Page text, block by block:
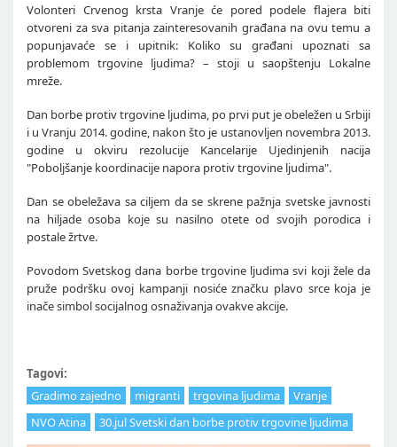
Volonteri Crvenog krsta Vranje će pored podele flajera biti
otvoreni za sva pitanja zainteresovanih građana na ovu temu a
popunjavaće se i upitnik: Koliko su građani upoznati sa
problemom trgovine ljudima? – stoji u saopštenju Lokalne
mreže.
Dan borbe protiv trgovine ljudima, po prvi put je obeležen u Srbiji
i u Vranju 2014. godine, nakon što je ustanovljen novembra 2013.
godine u okviru rezolucije Kancelarije Ujedinjenih nacija
"Poboljšanje koordinacije napora protiv trgovine ljudima".
Dan se obeležava sa ciljem da se skrene pažnja svetske javnosti
na hiljade osoba koje su nasilno otete od svojih porodica i
postale žrtve.
Povodom Svetskog dana borbe trgovine ljudima svi koji žele da
pruže podršku ovoj kampanji nosiće značku plavo srce koja je
inače simbol socijalnog osnaživanja ovakve akcije.
Tagovi:
Gradimo zajedno
migranti trgovina ljudima
Vranje
NVO Atina
30.jul Svetski dan borbe protiv trgovine ljudima